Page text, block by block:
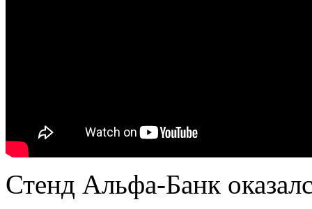
Стенд Альфа-Банк